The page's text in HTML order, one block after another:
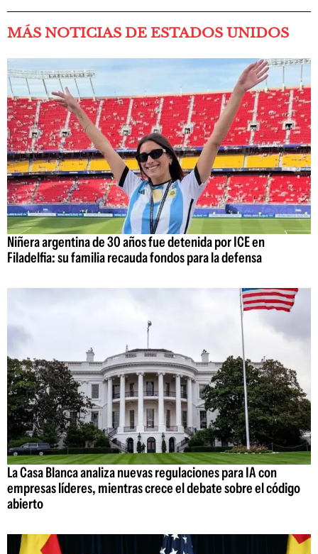
MÁS NOTICIAS DE ESTADOS UNIDOS
Niñera argentina de 30 años fue detenida por ICE en
Filadelfia: su familia recauda fondos para la defensa
La Casa Blanca analiza nuevas regulaciones para IA con
empresas líderes, mientras crece el debate sobre el código
abierto